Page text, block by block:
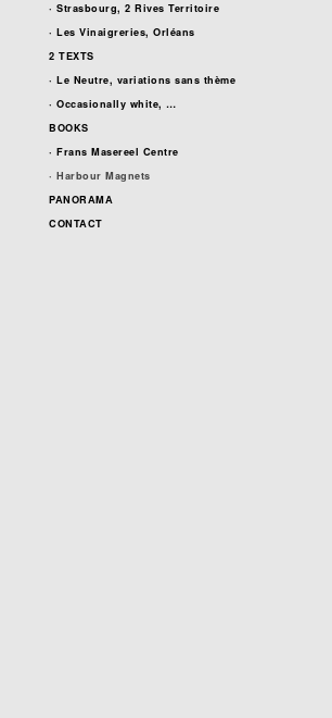
· Strasbourg, 2 Rives Territoire
· Les Vinaigreries, Orléans
2 TEXTS
· Le Neutre, variations sans thème
· Occasionally white, …
BOOKS
· Frans Masereel Centre
· Harbour Magnets
PANORAMA
CONTACT